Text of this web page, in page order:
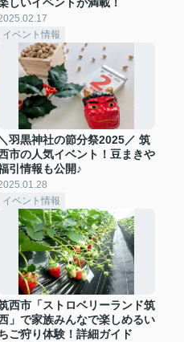
イベント情報
羽黒神社の節分祭2025／ 筑
市の人気イベント！豆まきや
引情報も公開♪
イベント情報
西市「ストロベリーランド筑
」で家族みんなで楽しめるい
ご狩り体験！詳細ガイド